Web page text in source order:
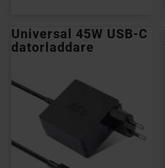
Universal 45W USB-C
datorladdare